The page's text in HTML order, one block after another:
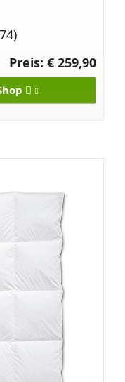
Preis: € 259,90